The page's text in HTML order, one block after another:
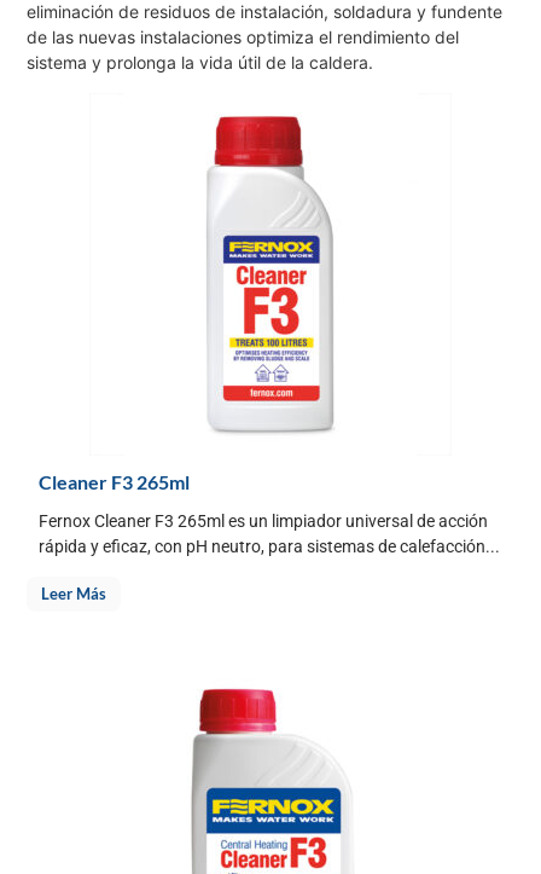
eliminación de residuos de instalación, soldadura y fundente
de las nuevas instalaciones optimiza el rendimiento del
sistema y prolonga la vida útil de la caldera.
Cleaner F3 265ml
Fernox Cleaner F3 265ml es un limpiador universal de acción
rápida y eficaz, con pH neutro, para sistemas de calefacción...
Leer Más